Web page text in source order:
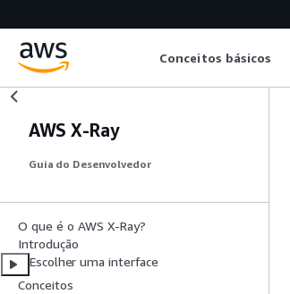
Conceitos básicos
AWS X-Ray
Guia do Desenvolvedor
O que é o AWS X-Ray?
Introdução
Escolher uma interface
Conceitos